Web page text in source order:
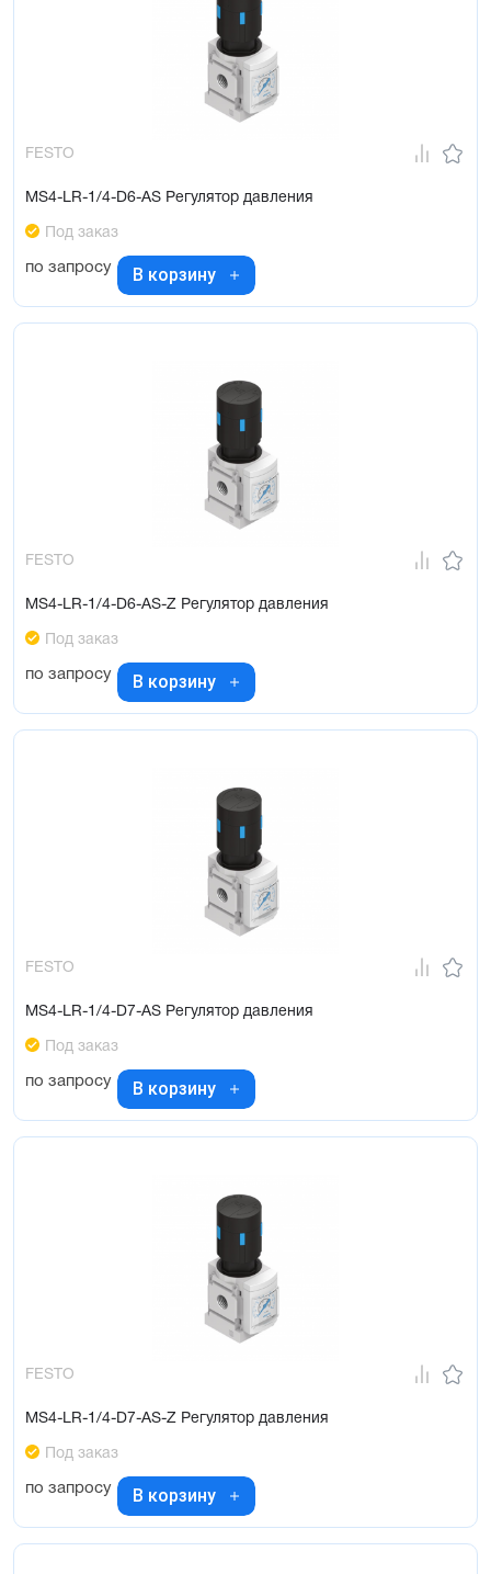
FESTO
MS4-LR-1/4-D6-AS Регулятор давления
Под заказ
по запросу В корзину
FESTO
MS4-LR-1/4-D6-AS-Z Регулятор давления
Под заказ
по запросу В корзину
FESTO
MS4-LR-1/4-D7-AS Регулятор давления
Под заказ
по запросу В корзину
FESTO
MS4-LR-1/4-D7-AS-Z Регулятор давления
Под заказ
по запросу В корзину